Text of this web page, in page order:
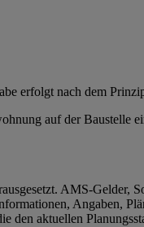
erfolgt nach dem
auf der
AMS-
Angaben,
den aktuellen